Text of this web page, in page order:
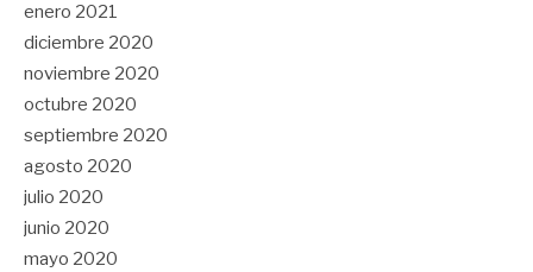
enero 2021
diciembre 2020
noviembre 2020
octubre 2020
septiembre 2020
agosto 2020
julio 2020
junio 2020
mayo 2020